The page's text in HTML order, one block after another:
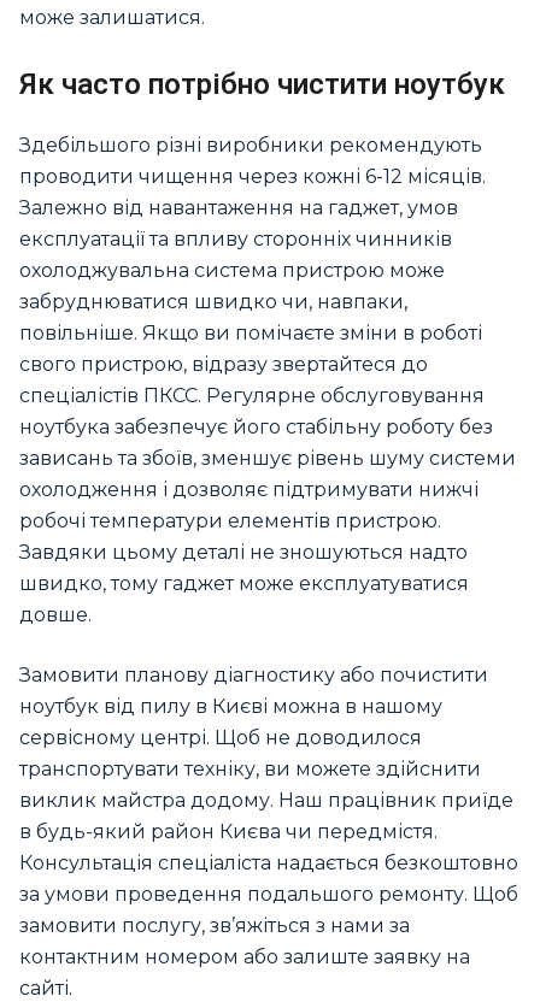
може залишатися.
Як часто потрібно чистити ноутбук
Здебільшого різні виробники рекомендують
проводити чищення через кожні 6-12 місяців.
Залежно від навантаження на гаджет, умов
експлуатації та впливу сторонніх чинників
охолоджувальна система пристрою може
забруднюватися швидко чи, навпаки,
повільніше. Якщо ви помічаєте зміни в роботі
свого пристрою, відразу звертайтеся до
спеціалістів ПКСС. Регулярне обслуговування
ноутбука забезпечує його стабільну роботу без
зависань та збоїв, зменшує рівень шуму системи
охолодження і дозволяє підтримувати нижчі
робочі температури елементів пристрою.
Завдяки цьому деталі не зношуються надто
швидко, тому гаджет може експлуатуватися
довше.
Замовити планову діагностику або почистити
ноутбук від пилу в Києві можна в нашому
сервісному центрі. Щоб не доводилося
транспортувати техніку, ви можете здійснити
виклик майстра додому. Наш працівник приїде
в будь-який район Києва чи передмістя.
Консультація спеціаліста надається безкоштовно
за умови проведення подальшого ремонту. Щоб
замовити послугу, зв’яжіться з нами за
контактним номером або залиште заявку на
сайті.